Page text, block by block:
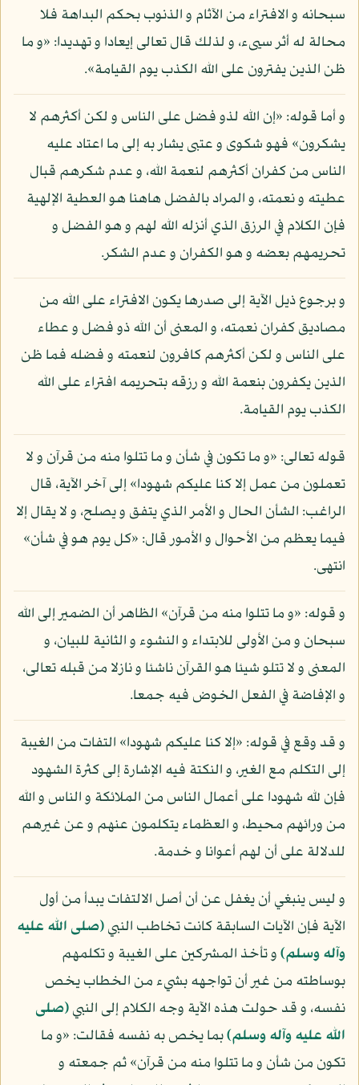
سبحانه و الافتراء من الآثام و الذنوب بحكم البداهة فلا
محالة له أثر سيىء، و لذلك قال تعالى إيعادا و تهديدا: «و ما
ظن الذين يفترون على الله الكذب يوم القيامة».
و أما قوله: «إن الله لذو فضل على الناس و لكن أكثرهم لا
يشكرون» فهو شكوى و عتبى يشار به إلى ما اعتاد عليه
الناس من كفران أكثرهم لنعمة الله، و عدم شكرهم قبال
عطيته و نعمته، و المراد بالفضل هاهنا هو العطية الإلهية
فإن الكلام في الرزق الذي أنزله الله لهم و هو الفضل و
تحريمهم بعضه و هو الكفران و عدم الشكر.
و برجوع ذيل الآية إلى صدرها يكون الافتراء على الله من
مصاديق كفران نعمته، و المعنى أن الله ذو فضل و عطاء
على الناس و لكن أكثرهم كافرون لنعمته و فضله فما ظن
الذين يكفرون بنعمة الله و رزقه بتحريمه افتراء على الله
الكذب يوم القيامة.
قوله تعالى: «و ما تكون في شأن و ما تتلوا منه من قرآن و لا
تعملون من عمل إلا كنا عليكم شهودا» إلى آخر الآية، قال
الراغب: الشأن الحال و الأمر الذي يتفق و يصلح، و لا يقال إلا
فيما يعظم من الأحوال و الأمور قال: «كل يوم هو في شأن»
انتهى.
و قوله: «و ما تتلوا منه من قرآن» الظاهر أن الضمير إلى الله
سبحان و من الأولى للابتداء و النشوء و الثانية للبيان، و
المعنى و لا تتلو شيئا هو القرآن ناشئا و نازلا من قبله تعالى،
و الإفاضة في الفعل الخوض فيه جمعا.
و قد وقع في قوله: «إلا كنا عليكم شهودا» التفات من الغيبة
إلى التكلم مع الغير، و النكتة فيه الإشارة إلى كثرة الشهود
فإن لله شهودا على أعمال الناس من الملائكة و الناس و الله
من ورائهم محيط، و العظماء يتكلمون عنهم و عن غيرهم
للدلالة على أن لهم أعوانا و خدمة.
و ليس ينبغي أن يغفل عن أن أصل الالتفات يبدأ من أول
الآية فإن الآيات السابقة كانت تخاطب النبي(صلى الله عليه
وآله وسلم)و تأخذ المشركين على الغيبة و تكلمهم
بوساطته من غير أن تواجهه بشيء من الخطاب يخص
نفسه، و قد حولت هذه الآية وجه الكلام إلى النبي(صلى
الله عليه وآله وسلم)بما يخص به نفسه فقالت: «و ما
تكون من شأن و ما تتلوا منه من قرآن» ثم جمعته و